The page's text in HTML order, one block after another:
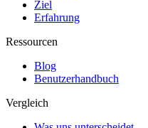
Ziel
Erfahrung
Ressourcen
Blog
Benutzerhandbuch
Vergleich